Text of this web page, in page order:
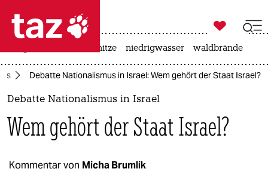
 taz zahl ich
taz zahl ich
politik
öko

taz zahl ich
hitze niedrigwasser waldbrände
Debatte Nationalismus in Israel: Wem gehört der Staat Israel?
Debatte Nationalismus in Israel
Wem gehört der Staat Israel?
Kommentar von Micha Brumlik